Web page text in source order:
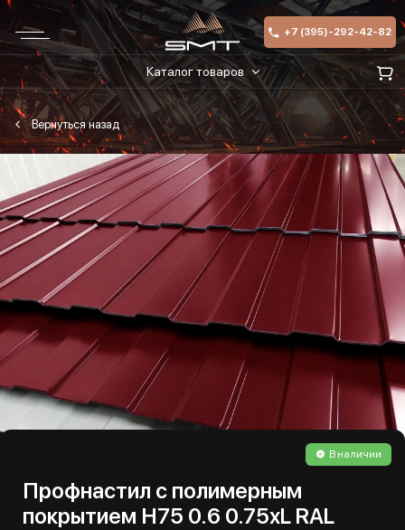
+7 (395)-292-42-82
Каталог товаров
В наличии
Профнастил с полимерным
покрытием Н75 0.6 0.75хL RAL